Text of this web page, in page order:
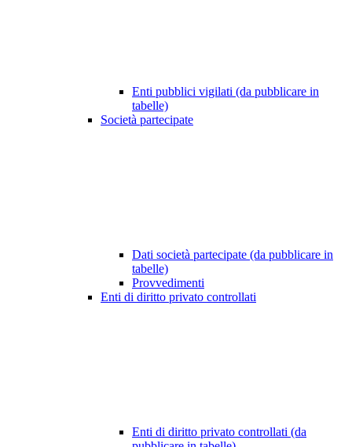
Enti pubblici vigilati (da pubblicare in
tabelle)
Società partecipate
Dati società partecipate (da pubblicare in
tabelle)
Provvedimenti
Enti di diritto privato controllati
Enti di diritto privato controllati (da